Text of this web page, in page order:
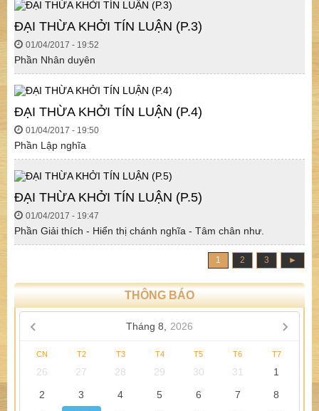
ĐẠI THỪA KHỞI TÍN LUẬN (P.3)
01/04/2017 - 19:52
Phần Nhân duyên
ĐẠI THỪA KHỞI TÍN LUẬN (P.4)
01/04/2017 - 19:50
Phần Lập nghĩa
ĐẠI THỪA KHỞI TÍN LUẬN (P.5)
01/04/2017 - 19:47
Phần Giải thích - Hiển thị chánh nghĩa - Tâm chân như.
1 2 3 ►
THÔNG BÁO
Tháng 8, 2026
CN T2 T3 T4 T5 T6 T7
26 27 28 29 30 31
1
2
3 4 5 6 7
8